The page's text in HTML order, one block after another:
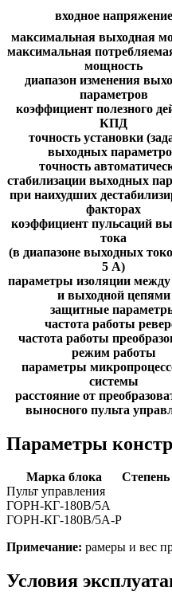
входное напряжение
максимальная выходная
максимальная
мощность
диапазон изменения
параметров
коэффициент полезного
КПД
точность установки
выходных
точность
стабилизации выходных
при наихудших
факторах
коэффициент пульсаций
тока
(в диапазоне выходных
5 А)
параметры изоляции между
и выходной цепями
защитные
частота работы
частота работы
режим работы
параметры
системы
расстояние от
выносного пульта
Параметры
Марка блока
Пульт управления
ГОРН-КГ-180В/5А
ГОРН-КГ-180В/5А-Р
Примечание: рамеры и вес
Условия